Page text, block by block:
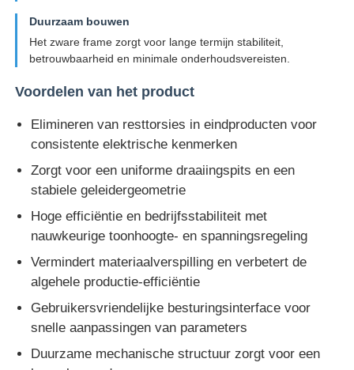
Duurzaam bouwen
Het zware frame zorgt voor lange termijn stabiliteit,
betrouwbaarheid en minimale onderhoudsvereisten.
Voordelen van het product
Elimineren van resttorsies in eindproducten voor
consistente elektrische kenmerken
Zorgt voor een uniforme draaiingspits en een
stabiele geleidergeometrie
Hoge efficiëntie en bedrijfsstabiliteit met
nauwkeurige toonhoogte- en spanningsregeling
Vermindert materiaalverspilling en verbetert de
algehele productie-efficiëntie
Gebruikersvriendelijke besturingsinterface voor
snelle aanpassingen van parameters
Duurzame mechanische structuur zorgt voor een